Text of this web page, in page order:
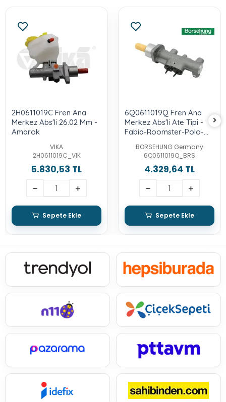
2H0611019C Fren Ana
Merkez Abs'li 26.02 Mm -
Amarok
VIKA
2H0611019C_VIK
5.830,53 TL
Sepete Ekle
6Q0611019Q Fren Ana
Merkez Abs'li Ate Tipi -
Fabia-Roomster-Polo-
BORSEHUNG Germany
6Q0611019Q_BRS
4.329,64 TL
Sepete Ekle